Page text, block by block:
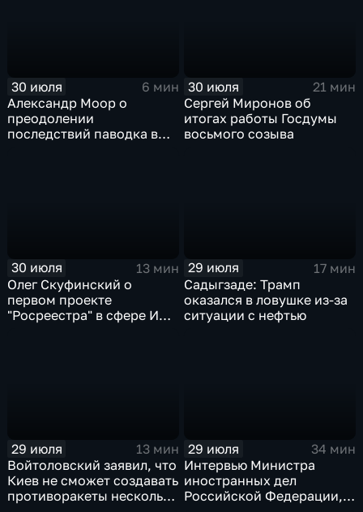
30 июля
6 мин
Александр Моор о
преодолении
последствий паводка в
30 июля
21 мин
Сергей Миронов об
итогах работы Госдумы
восьмого созыва
30 июля
13 мин
Олег Скуфинский о
первом проекте
"Росреестра" в сфере ИИ
29 июля
17 мин
Садыгзаде: Трамп
оказался в ловушке из-за
ситуации с нефтью
29 июля
13 мин
Войтоловский заявил, что
Киев не сможет создавать
противоракеты несколько
29 июля
34 мин
Интервью Министра
иностранных дел
Российской Федерации,